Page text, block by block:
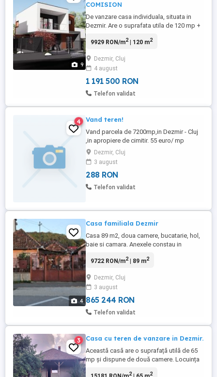
9
COMISION
De vanzare casa individuala, situata in
Dezmir. Are o suprafata utila de 120 mp +
finisat ca si garaj sau camera
parter + etaj. Casa dispune de un design
deosebit si o compartimentare foarte
eficienta avand la parter ...
9929 RON/m2| 120 m2
Dezmir, Cluj
4 august
1 191 500 RON
Telefon validat
4 Vand teren!
Vand parcela de 7200mp,in Dezmir - Cluj
,in apropiere de cimitir. 55 euro/ mp
Dezmir, Cluj
3 august
288 RON
Telefon validat
4
Casa familiala Dezmir
Casa 89 m2, doua camere, bucatarie, hol,
baie si camara. Anexele constau in
Suprafata teren 566 m2. Este situata in
Raspund doar la telefon sau la mesaje pe
OLX. Rog nu sunati de la agentii.
9722 RON/m2| 89 m2
Dezmir, Cluj
3 august
865 244 RON
Telefon validat
3 Casa cu teren de vanzare in Dezmir.
Această casă are o suprafață utilă de 65
mp și dispune de două camere. Locuința
2 2